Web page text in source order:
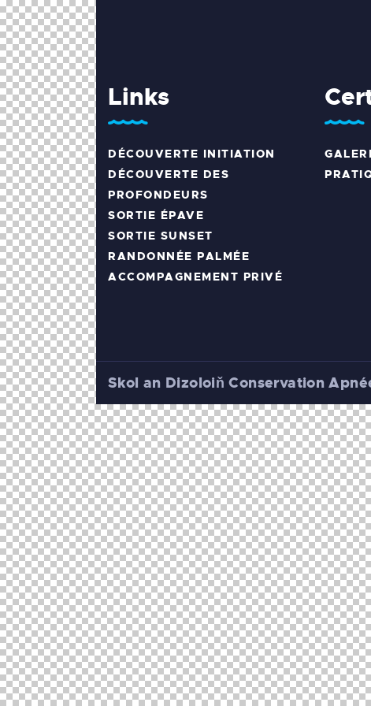
Links
DÉCOUVERTE INITIATION
DÉCOUVERTE DES
PROFONDEURS
SORTIE ÉPAVE
SORTIE SUNSET
RANDONNÉE PALMÉE
ACCOMPAGNEMENT PRIVÉ
Skol an Dizoloiň Conservation